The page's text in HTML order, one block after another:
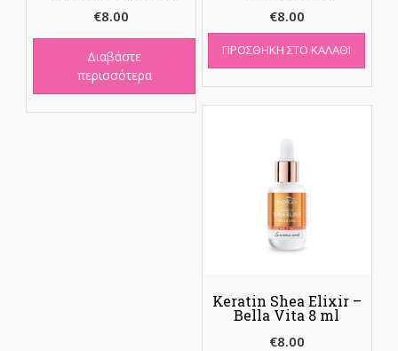
€8.00
Διαβάστε
περισσότερα
€8.00
ΠΡΟΣΘΉΚΗ ΣΤΟ ΚΑΛΆΘΙ
Keratin Shea Elixir –
Bella Vita 8 ml
€8.00